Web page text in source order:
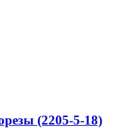
(2205-5-18)